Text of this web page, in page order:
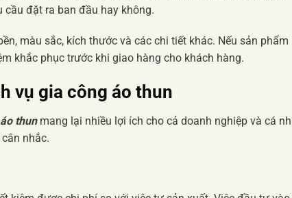
đặt ra ban đầu hay không.
màu sắc, kích thước và các chi tiết khác. Nếu sản phẩm
khắc phục trước khi giao hàng cho khách hàng.
vụ gia công áo thun
thunmang lại nhiều lợi ích cho cả doanh nghiệp và cá
nhắc.